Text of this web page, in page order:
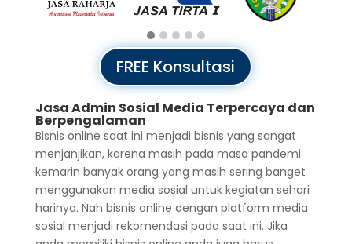
FREE Konsultasi
Jasa Admin Sosial Media Terpercaya dan
Berpengalaman
Bisnis online saat ini menjadi bisnis yang sangat
menjanjikan, karena masih pada masa pandemi
kemarin banyak orang yang masih sering banget
menggunakan media sosial untuk kegiatan sehari
harinya. Nah bisnis online dengan platform media
sosial menjadi rekomendasi pada saat ini. Jika